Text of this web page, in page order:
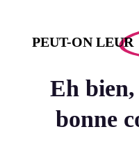
PEUT-ON LEUR
Eh bien,
bonne